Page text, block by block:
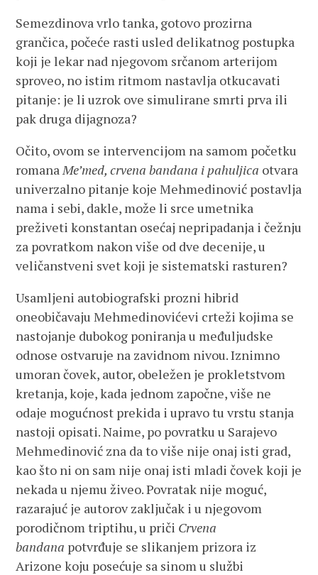
Semezdinova vrlo tanka, gotovo prozirna
grančica, počeće rasti usled delikatnog postupka
koji je lekar nad njegovom srčanom arterijom
sproveo, no istim ritmom nastavlja otkucavati
pitanje: je li uzrok ove simulirane smrti prva ili
pak druga dijagnoza?
Očito, ovom se intervencijom na samom početku
romanaMe’med, crvena bandana i pahuljica otvara
univerzalno pitanje koje Mehmedinović postavlja
nama i sebi, dakle, može li srce umetnika
preživeti konstantan osećaj nepripadanja i čežnju
za povratkom nakon više od dve decenije, u
veličanstveni svet koji je sistematski rasturen?
Usamljeni autobiografski prozni hibrid
oneobičavaju Mehmedinovićevi crteži kojima se
nastojanje dubokog poniranja u međuljudske
odnose ostvaruje na zavidnom nivou. Iznimno
umoran čovek, autor, obeležen je prokletstvom
kretanja, koje, kada jednom započne, više ne
odaje mogućnost prekida i upravo tu vrstu stanja
nastoji opisati. Naime, po povratku u Sarajevo
Mehmedinović zna da to više nije onaj isti grad,
kao što ni on sam nije onaj isti mladi čovek koji je
nekada u njemu živeo. Povratak nije moguć,
razarajuć je autorov zaključak i u njegovom
porodičnom triptihu, u priči Crvena
bandana potvrđuje se slikanjem prizora iz
Arizone koju posećuje sa sinom u službi